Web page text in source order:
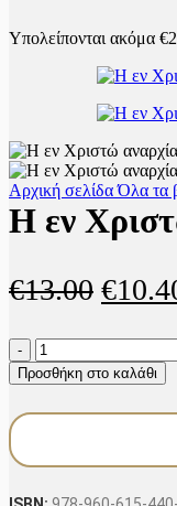
Υπολείπονται ακόμα €
Αρχική σελίδαΌλα τα
Η εν
€13.00
was:
€13.00.
€
Η
εν
Χριστώ
Προσθήκη στο καλάθι